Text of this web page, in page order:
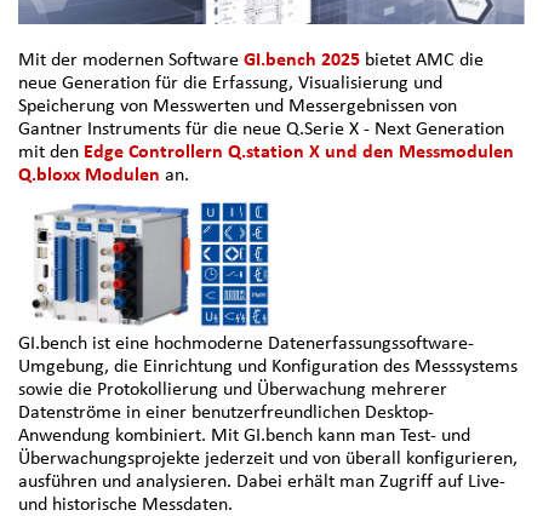
Mit der modernen Software GI.bench 2025 bietet AMC die
neue Generation für die Erfassung, Visualisierung und
Speicherung von Messwerten und Messergebnissen von
Gantner Instruments für die neue Q.Serie X - Next Generation
mit den Edge Controllern Q.station X und den Messmodulen
Q.bloxx Modulen an.
GI.bench ist eine hochmoderne Datenerfassungssoftware-
Umgebung, die Einrichtung und Konfiguration des Messsystems
sowie die Protokollierung und Überwachung mehrerer
Datenströme in einer benutzerfreundlichen Desktop-
Anwendung kombiniert. Mit GI.bench kann man Test- und
Überwachungsprojekte jederzeit und von überall konfigurieren,
ausführen und analysieren. Dabei erhält man Zugriff auf Live-
und historische Messdaten.